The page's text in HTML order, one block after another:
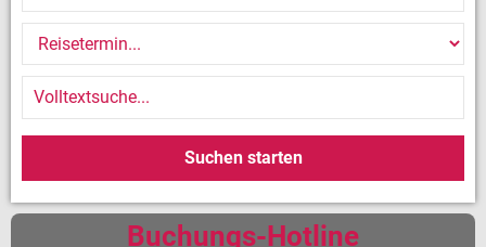
Buchungs-Hotline